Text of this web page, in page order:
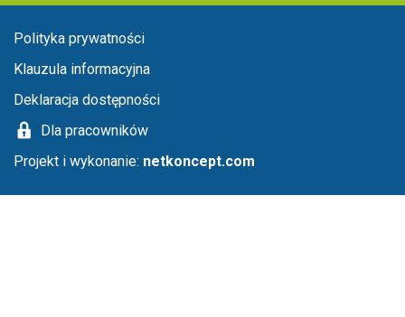
Menu stopka
Polityka prywatności
Klauzula informacyjna
Deklaracja dostępności
Dla pracowników
Projekt i wykonanie: netkoncept.com